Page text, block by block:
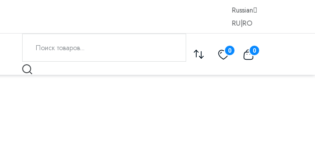
Russian
RU RO
0 0